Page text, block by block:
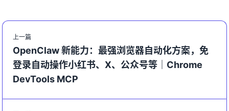
上一篇
OpenClaw 新能力：最强浏览器自动化方案，免
登录自动操作小红书、X、公众号等｜Chrome
DevTools MCP